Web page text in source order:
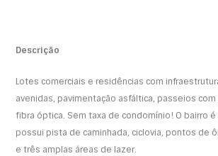
Descrição
Lotes comerciais e residências com
avenidas, pavimentação asfáltica, passeios
fibra óptica. Sem taxa de condomínio! O bairro
possui pista de caminhada, ciclovia, pontos de
e três amplas áreas de lazer.